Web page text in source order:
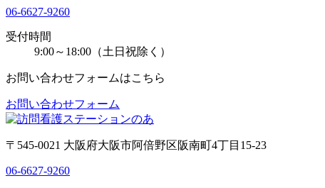
06-6627-9260
受付時間
9:00～18:00（土日祝除く）
お問い合わせフォームはこちら
お問い合わせフォーム
〒545-0021 大阪府大阪市阿倍野区阪南町4丁目15-23
06-6627-9260